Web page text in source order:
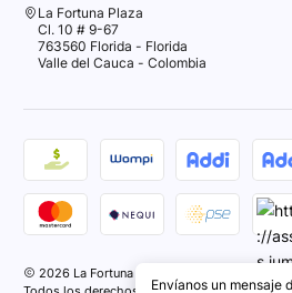
La Fortuna Plaza
Cl. 10 # 9-67
763560 Florida - Florida
Valle del Cauca - Colombia
2026 La Fortuna Plaza.
Envíanos un mensaje